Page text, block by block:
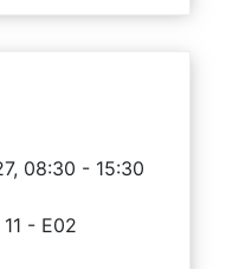
08:30 - 15:30
- E02